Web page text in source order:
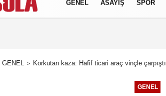
Gizlilik Politikası
GENEL ASAYİŞ SPOR
GENEL Korkutan kaza: Hafif ticari araç vinçle çarpıştı
GENEL